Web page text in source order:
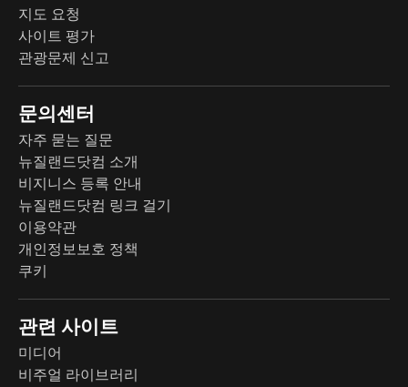
지도 요청
사이트 평가
관광문제 신고
문의센터
자주 묻는 질문
뉴질랜드닷컴 소개
비지니스 등록 안내
뉴질랜드닷컴 링크 걸기
이용약관
개인정보보호 정책
쿠키
관련 사이트
미디어
비주얼 라이브러리